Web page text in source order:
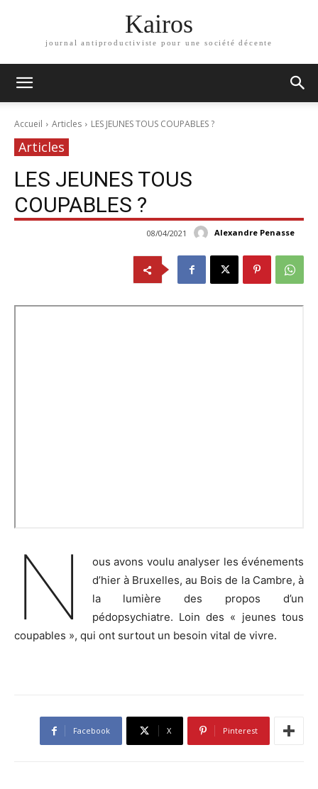
Kairos
journal antiproductiviste pour une société décente
Accueil Articles LES JEUNES TOUS COUPABLES ?
Articles
LES JEUNES TOUS
COUPABLES ?
Alexandre Penasse
08/04/2021
N
ous avons voulu analyser les événements
d’hier à Bruxelles, au Bois de la Cambre, à
la lumière des propos d’un
pédopsychiatre. Loin des « jeunes tous
coupables », qui ont surtout un besoin vital de vivre.
Facebook X Pinterest